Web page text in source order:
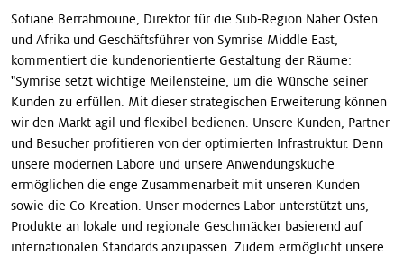
Sofiane Berrahmoune, Direktor für die Sub-Region Naher Osten
und Afrika und Geschäftsführer von Symrise Middle East,
kommentiert die kundenorientierte Gestaltung der Räume:
"Symrise setzt wichtige Meilensteine, um die Wünsche seiner
Kunden zu erfüllen. Mit dieser strategischen Erweiterung können
wir den Markt agil und flexibel bedienen. Unsere Kunden, Partner
und Besucher profitieren von der optimierten Infrastruktur. Denn
unsere modernen Labore und unsere Anwendungsküche
ermöglichen die enge Zusammenarbeit mit unseren Kunden
sowie die Co-Kreation. Unser modernes Labor unterstützt uns,
Produkte an lokale und regionale Geschmäcker basierend auf
internationalen Standards anzupassen. Zudem ermöglicht unsere